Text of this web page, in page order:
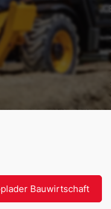
Bauwirtschaft